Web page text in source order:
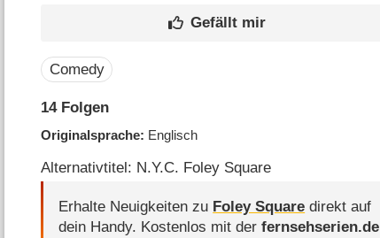
Comedy
14Folgen
Originalsprache Englisch
Alternativtitel: N.Y.C. Foley Square
Erhalte Neuigkeiten zu Foley Square direkt auf
dein Handy. Kostenlos mit derfernsehserien.de